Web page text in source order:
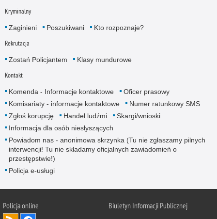
Kryminalny
Zaginieni Poszukiwani Kto rozpoznaje?
Rekrutacja
Zostań Policjantem Klasy mundurowe
Kontakt
Komenda - Informacje kontaktowe
Oficer prasowy
Komisariaty - informacje kontaktowe
Numer ratunkowy SMS
Zgłoś korupcję
Handel ludźmi
Skargi/wnioski
Informacja dla osób niesłyszących
Powiadom nas - anonimowa skrzynka (Tu nie zgłaszamy pilnych
interwencji! Tu nie składamy oficjalnych zawiadomień o
przestępstwie!)
Policja e-usługi
Policja online
Biuletyn Informacji Publicznej